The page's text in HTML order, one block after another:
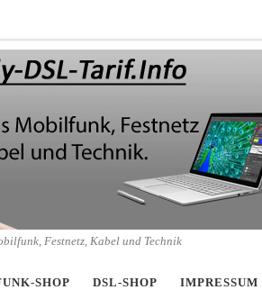
Festnetz, Kabel und Technik
SHOP DSL-SHOP